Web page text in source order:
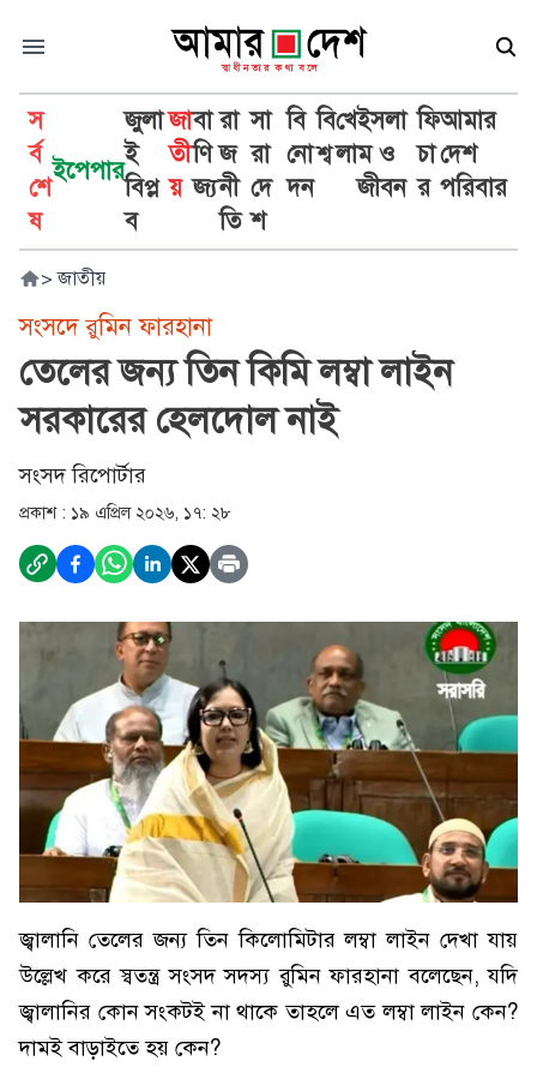
স
র্ব
শে
ষ
ইপেপার
জুলা
ই
বিপ্ল
ব
জা
তী
য়
বা
ণি
জ্য
রা
জ
নী
তি
সা
রা
দে
শ
বি
নো
দন
বি
শ্ব
খে
লা
ইসলা
ম ও
জীবন
ফি
চা
র
আমার
দেশ
পরিবার
> জাতীয়
সংসদে রুমিন ফারহানা
তেলের জন্য তিন কিমি লম্বা লাইন
সরকারের হেলদোল নাই
সংসদ রিপোর্টার
প্রকাশ : ১৯ এপ্রিল ২০২৬, ১৭: ২৮
জ্বালানি তেলের জন্য তিন কিলোমিটার লম্বা লাইন দেখা যায়
উল্লেখ করে স্বতন্ত্র সংসদ সদস্য রুমিন ফারহানা বলেছেন, যদি
জ্বালানির কোন সংকটই না থাকে তাহলে এত লম্বা লাইন কেন?
দামই বাড়াইতে হয় কেন?